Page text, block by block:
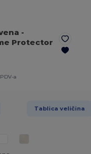
-
Protector
a
Tablica veličina